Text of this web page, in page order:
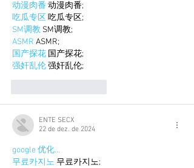
动漫肉番 动漫肉番;
吃瓜专区 吃瓜专区;
SM调教 SM调教;
ASMR ASMR;
国产探花 国产探花;
强奸乱伦 强奸乱伦;
ENTE SECX
22 de dez. de 2024
google 优化…
무료카지노 무료카지노;